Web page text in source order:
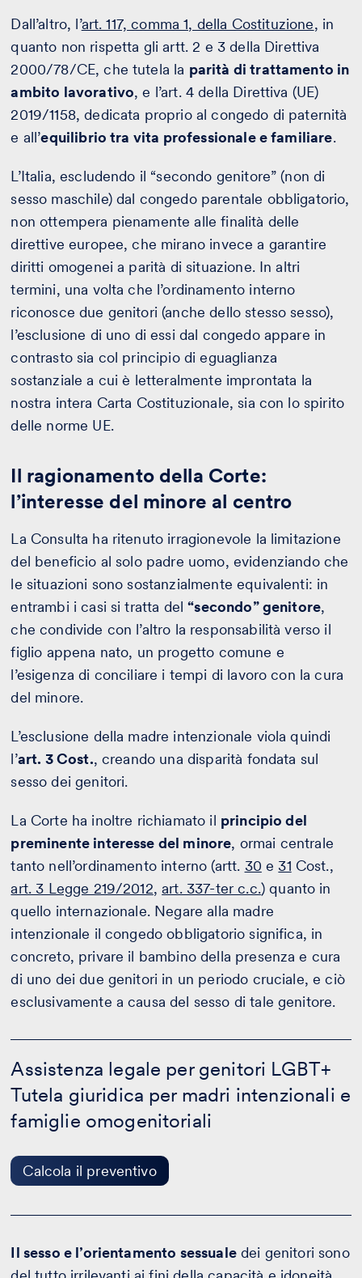
Dall’altro, l’art. 117, comma 1, della Costituzione, in
quanto non rispetta gli artt. 2 e 3 della Direttiva
2000/78/CE, che tutela la parità di trattamento in
ambito lavorativo, e l’art. 4 della Direttiva (UE)
2019/1158, dedicata proprio al congedo di paternità
e all’equilibrio tra vita professionale e familiare.
L’Italia, escludendo il “secondo genitore” (non di
sesso maschile) dal congedo parentale obbligatorio,
non ottempera pienamente alle finalità delle
direttive europee, che mirano invece a garantire
diritti omogenei a parità di situazione. In altri
termini, una volta che l’ordinamento interno
riconosce due genitori (anche dello stesso sesso),
l’esclusione di uno di essi dal congedo appare in
contrasto sia col principio di eguaglianza
sostanziale a cui è letteralmente improntata la
nostra intera Carta Costituzionale, sia con lo spirito
delle norme UE.
Il ragionamento della Corte:
l’interesse del minore al centro
La Consulta ha ritenuto irragionevole la limitazione
del beneficio al solo padre uomo, evidenziando che
le situazioni sono sostanzialmente equivalenti: in
entrambi i casi si tratta del“secondo” genitore,
che condivide con l’altro la responsabilità verso il
figlio appena nato, un progetto comune e
l’esigenza di conciliare i tempi di lavoro con la cura
del minore.
L’esclusione della madre intenzionale viola quindi
l’art. 3 Cost., creando una disparità fondata sul
sesso dei genitori.
La Corte ha inoltre richiamato il principio del
preminente interesse del minore, ormai centrale
tanto nell’ordinamento interno (artt. 30 e 31 Cost.,
art. 3 Legge 219/2012,art. 337-ter c.c.) quanto in
quello internazionale. Negare alla madre
intenzionale il congedo obbligatorio significa, in
concreto, privare il bambino della presenza e cura
di uno dei due genitori in un periodo cruciale, e ciò
esclusivamente a causa del sesso di tale genitore.
Assistenza legale per genitori LGBT+
Tutela giuridica per madri intenzionali e
famiglie omogenitoriali
Calcola il preventivo
legale
per
genitori
-
il
preventivo
Il sesso e l’orientamento sessualedei genitori sono